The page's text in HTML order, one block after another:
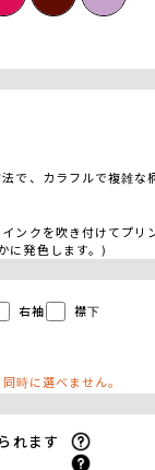
で、カラフルで複雑な
ンクを吹き付けてプリ
に発色します。)
右袖 襟下
時に選べません。
れます